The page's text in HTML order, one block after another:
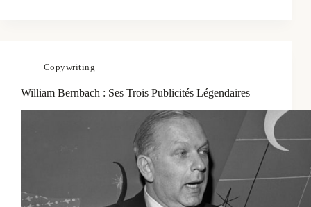
Copywriting
William Bernbach : Ses Trois Publicités Légendaires